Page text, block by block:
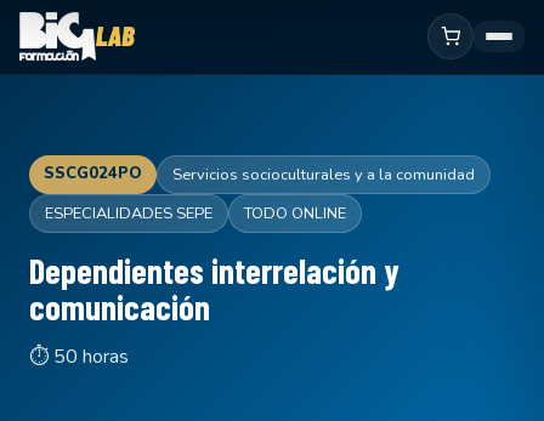
SSCG024PO
Servicios socioculturales y a la comunidad
ESPECIALIDADES SEPE
TODO ONLINE
Dependientes interrelación y
comunicación
⏱ 50 horas